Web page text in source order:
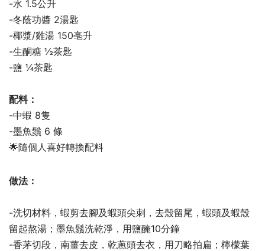
-水 1.5公升
-冬蔭功醬 2湯匙
-椰漿/雞湯 150亳升
-生酮糖 ½茶匙
-鹽 ¼茶匙
配料：
-中蝦 8隻
-墨魚鬚 6 條
🌟隨個人喜好轉換配料
做法：
-洗切材料，蝦剪去腳及蝦頭尖刺，去殼留尾，蝦頭及蝦殼
留起熬湯；墨魚鬚洗乾淨，用鹽醃10分鐘
-香茅切段，南薑去皮，乾蔥頭去衣，用刀略拍扁；檸檬葉